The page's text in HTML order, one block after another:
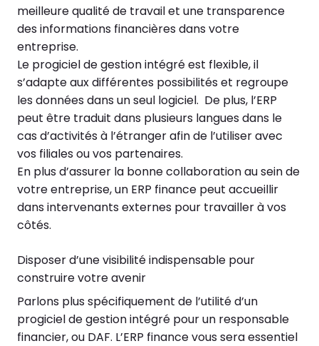
meilleure qualité de travail et une transparence
des informations financières dans votre
entreprise.
Le progiciel de gestion intégré est flexible, il
s’adapte aux différentes possibilités et regroupe
les données dans un seul logiciel. De plus, l’ERP
peut être traduit dans plusieurs langues dans le
cas d’activités à l’étranger afin de l’utiliser avec
vos filiales ou vos partenaires.
En plus d’assurer la bonne collaboration au sein de
votre entreprise, un ERP finance peut accueillir
dans intervenants externes pour travailler à vos
côtés.
Disposer d’une visibilité indispensable pour
construire votre avenir
Parlons plus spécifiquement de l’utilité d’un
progiciel de gestion intégré pour un responsable
financier, ou DAF. L’ERP finance vous sera essentiel